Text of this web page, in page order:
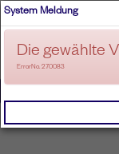
System Meldung
Die gewählte
ErrorNo. 270083